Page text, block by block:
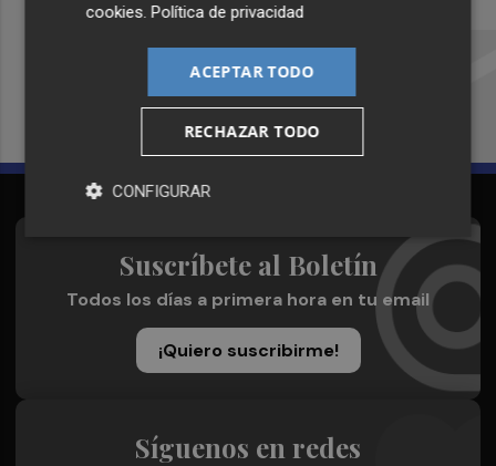
Recibe toda la actualidad de
Plaza Podcast en tu correo
Quiero suscribirme
Suscríbete al Boletín
Todos los días a primera hora en tu email
¡Quiero suscribirme!
Síguenos en redes
cookies .Política de privacidad
ACEPTAR TODO
RECHAZAR TODO
CONFIGURAR